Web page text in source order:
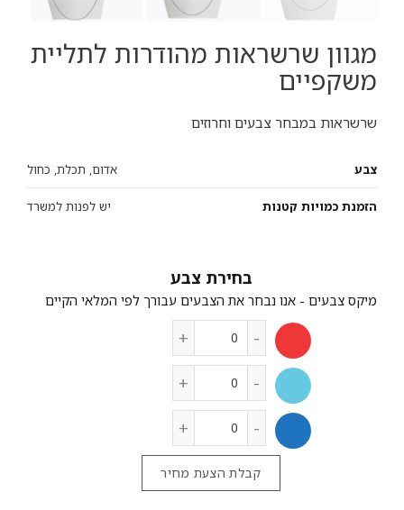
מגוון שרשראות מהודרות לתליית
משקפיים
שרשראות במבחר צבעים וחרוזים
צבע אדום, תכלת, כחול
הזמנת כמויות קטנות יש לפנות למשרד
צבע
קבלת הצעת מחיר